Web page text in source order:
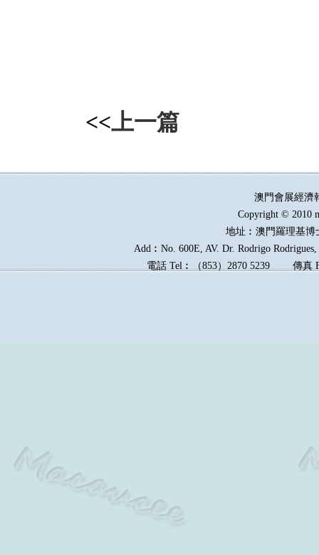
<<上一篇
澳門會展經
Copyright © 2010
地址︰澳門羅理基博
Add︰No. 600E, AV. Dr. Rodrigo
電話 Tel︰（853）2870 5239傳真